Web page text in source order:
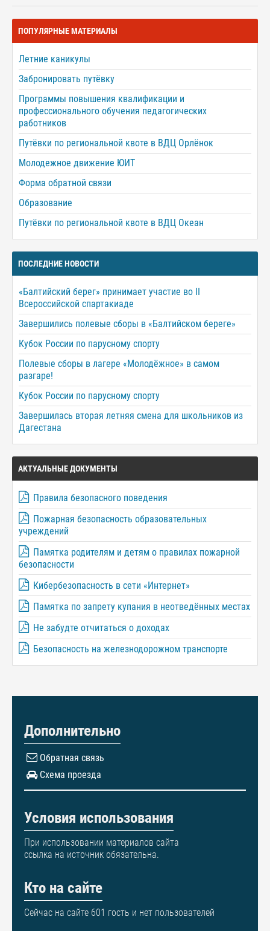
ПОПУЛЯРНЫЕ МАТЕРИАЛЫ
Летние каникулы
Забронировать путёвку
Программы повышения квалификации и
профессионального обучения педагогических
работников
Путёвки по региональной квоте в ВДЦ Орлёнок
Молодежное движение ЮИТ
Форма обратной связи
Образование
Путёвки по региональной квоте в ВДЦ Океан
ПОСЛЕДНИЕ НОВОСТИ
«Балтийский берег» принимает участие во II
Всероссийской спартакиаде
Завершились полевые сборы в «Балтийском береге»
Кубок России по парусному спорту
Полевые сборы в лагере «Молодёжное» в самом
разгаре!
Кубок России по парусному спорту
Завершилась вторая летняя смена для школьников из
Дагестана
АКТУАЛЬНЫЕ ДОКУМЕНТЫ
Правила безопасного поведения
Пожарная безопасность образовательных
учреждений
Памятка родителям и детям о правилах пожарной
безопасности
Кибербезопасность в сети «Интернет»
Памятка по запрету купания в неотведённых местах
Не забудте отчитаться о доходах
Безопасность на железнодорожном транспорте
Дополнительно
Обратная связь
Схема проезда
Условия использования
При использовании материалов сайта
ссылка на источник обязательна.
Кто на сайте
Сейчас на сайте 601 гость и нет пользователей